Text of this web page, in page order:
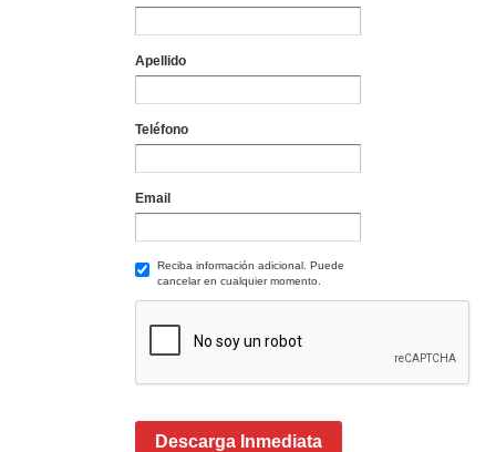
Apellido
Teléfono
Email
Reciba información adicional. Puede
cancelar en cualquier momento.
Descarga Inmediata